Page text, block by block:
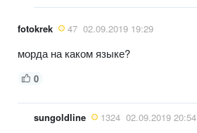
fotokrek 47 02.09.2019 19:29
морда на каком языке?
0
sungoldline 1324 02.09.2019 20:54